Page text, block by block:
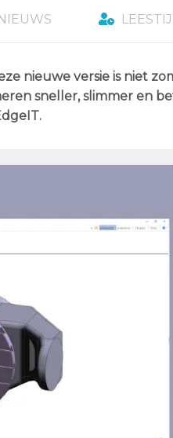
nieuwe versie is niet
sneller, slimmer en